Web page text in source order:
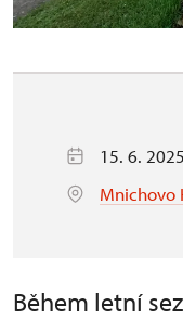
15. 6. 2025
Mnichovo
Během letní